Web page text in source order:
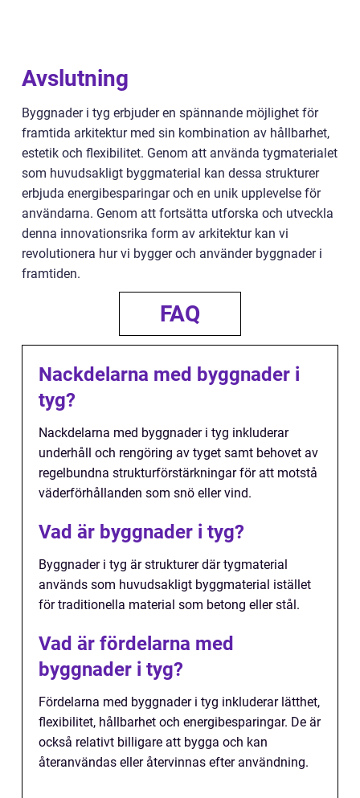
Avslutning
Byggnader i tyg erbjuder en spännande möjlighet för
framtida arkitektur med sin kombination av hållbarhet,
estetik och flexibilitet. Genom att använda tygmaterialet
som huvudsakligt byggmaterial kan dessa strukturer
erbjuda energibesparingar och en unik upplevelse för
användarna. Genom att fortsätta utforska och utveckla
denna innovationsrika form av arkitektur kan vi
revolutionera hur vi bygger och använder byggnader i
framtiden.
FAQ
Nackdelarna med byggnader i
tyg?
Nackdelarna med byggnader i tyg inkluderar
underhåll och rengöring av tyget samt behovet av
regelbundna strukturförstärkningar för att motstå
väderförhållanden som snö eller vind.
Vad är byggnader i tyg?
Byggnader i tyg är strukturer där tygmaterial
används som huvudsakligt byggmaterial istället
för traditionella material som betong eller stål.
Vad är fördelarna med
byggnader i tyg?
Fördelarna med byggnader i tyg inkluderar lätthet,
flexibilitet, hållbarhet och energibesparingar. De är
också relativt billigare att bygga och kan
återanvändas eller återvinnas efter användning.